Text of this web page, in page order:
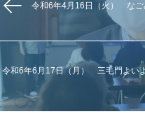
令和6年4月16日（火） なご
令和6年6月17日（月） 三毛門よい